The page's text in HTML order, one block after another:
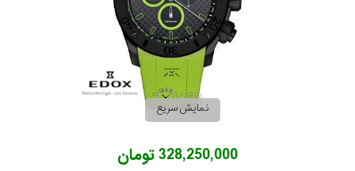
نمایش سریع
328,250,000 تومان